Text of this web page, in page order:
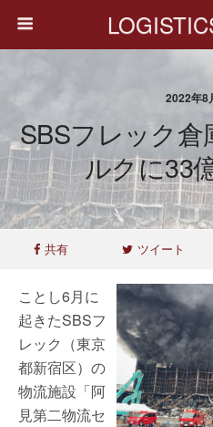
2022年8
SBSフレック倉
ルクに33
共有 ツイート
ことし6月に
起きたSBSフ
レック（東京
都新宿区）の
物流施設「阿
見第二物流セ